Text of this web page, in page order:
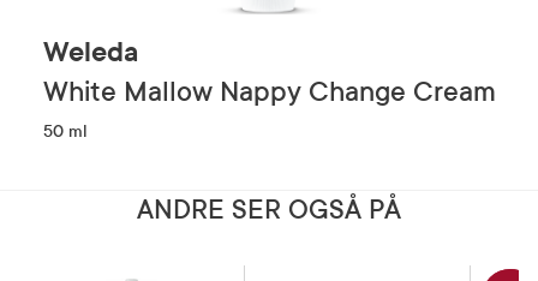
Weleda
White Mallow Nappy Change Cream
50 ml
ANDRE SER OGSÅ PÅ